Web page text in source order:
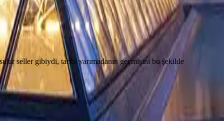
seller gibiydi, tarihi yarımadanın geçmişini bu şekilde